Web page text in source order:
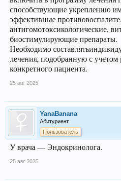
способствующие укреплению
эффективные
антигомотоксикологические,
биостимулирующие препараты.
Необходимо
лечения, подобранную с учетом
конкретного пациента.
25 авг 2025
YanaBanana
Абитуриент
Пользователь
У врача — Эндокринолога.
25 авг 2025